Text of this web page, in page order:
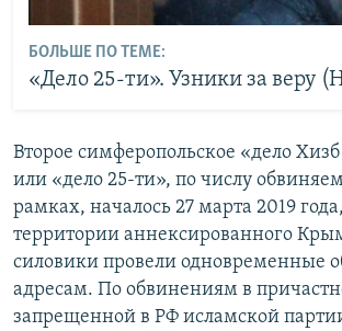
БОЛЬШЕ ПО ТЕМЕ:
«Дело 25-ти». Узники за веру
Второе симферопольское «дело
или «дело 25-ти», по числу
рамках, началось 27 марта 2019
территории аннексированного
силовики провели одновременные
адресам. По обвинениям в
запрещенной в РФ исламской